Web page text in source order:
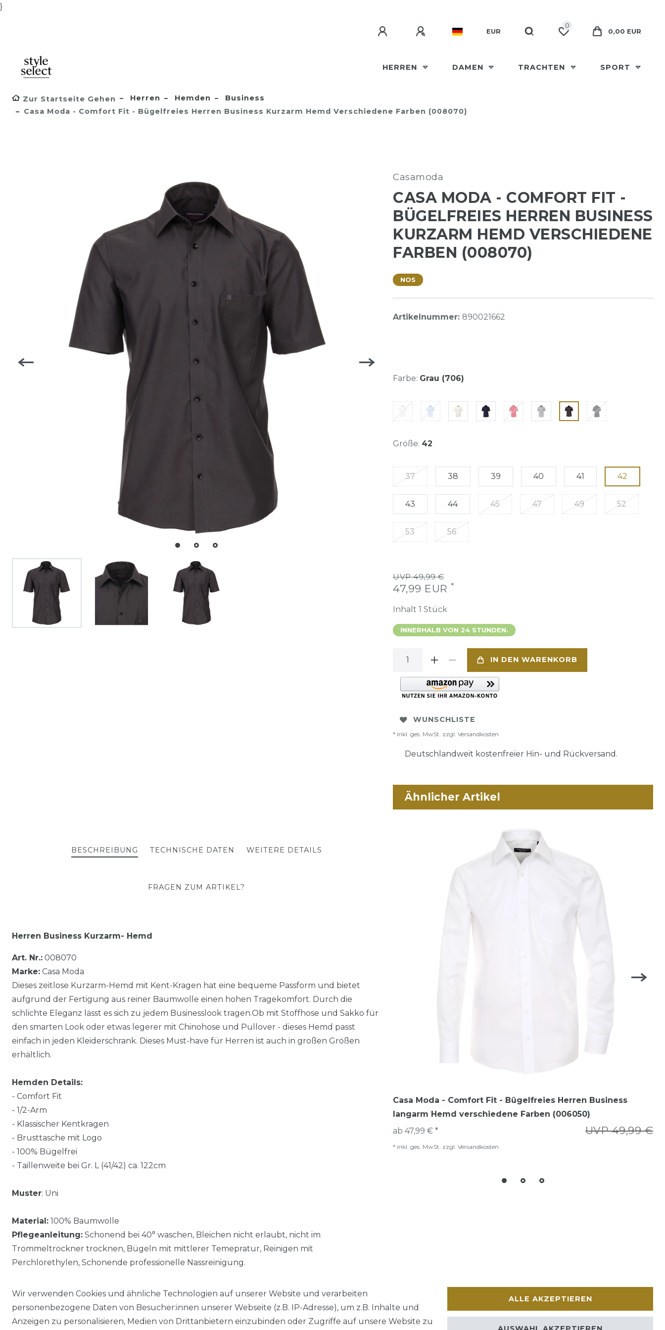
}
EUR
0
0,00 EUR
HERREN DAMEN TRACHTEN SPORT
Zur Startseite Gehen Herren Hemden
Business
Casa Moda - Comfort Fit - Bügelfreies Herren Business Kurzarm Hemd Verschiedene Farben (008070)
Casamoda
CASA MODA - COMFORT FIT -
BÜGELFREIES HERREN BUSINESS
KURZARM HEMD VERSCHIEDENE
FARBEN (008070)
NOS
Artikelnummer: 890021662
Farbe: Grau (706)
Größe: 42
37 38 39 40 41 42
43 44 45 47 49 52
53 56
UVP 49,99 €
47,99 EUR *
Inhalt 1 Stück
INNERHALB VON 24 STUNDEN.
IN DEN WARENKORB
WUNSCHLISTE
* inkl. ges. MwSt. zzgl. Versandkosten
Deutschlandweit kostenfreier Hin- und Rückversand.
BESCHREIBUNG TECHNISCHE DATEN WEITERE DETAILS
FRAGEN ZUM ARTIKEL?
Herren Business Kurzarm- Hemd
Art. Nr.: 008070
Marke: Casa Moda
Dieses zeitlose Kurzarm-Hemd mit Kent-Kragen hat eine bequeme Passform und bietet
aufgrund der Fertigung aus reiner Baumwolle einen hohen Tragekomfort. Durch die
schlichte Eleganz lässt es sich zu jedem Businesslook tragen.Ob mit Stoffhose und Sakko für
den smarten Look oder etwas legerer mit Chinohose und Pullover - dieses Hemd passt
einfach in jeden Kleiderschrank. Dieses Must-have für Herren ist auch in großen Größen
erhältlich.
Hemden Details:
- Comfort Fit
- 1/2-Arm
- Klassischer Kentkragen
- Brusttasche mit Logo
- 100% Bügelfrei
- Taillenweite bei Gr. L (41/42) ca. 122cm
Muster: Uni
Material: 100% Baumwolle
Pflegeanleitung: Schonend bei 40° waschen, Bleichen nicht erlaubt, nicht im
Trommeltrockner trocknen, Bügeln mit mittlerer Temepratur, Reinigen mit
Perchlorethylen, Schonende professionelle Nassreinigung.
Ähnlicher Artikel
Casa Moda - Comfort Fit - Bügelfreies Herren Business
langarm Hemd verschiedene Farben (006050)
UVP 49,99 €
ab 47,99 € *
* inkl. ges. MwSt. zzgl. Versandkosten
Wir verwenden Cookies und ähnliche Technologien auf unserer Website und verarbeiten
personenbezogene Daten von Besucher:innen unserer Webseite (z.B. IP-Adresse), um z.B. Inhalte und
Anzeigen zu personalisieren, Medien von Drittanbietern einzubinden oder Zugriffe auf unsere Website zu
ALLE AKZEPTIEREN